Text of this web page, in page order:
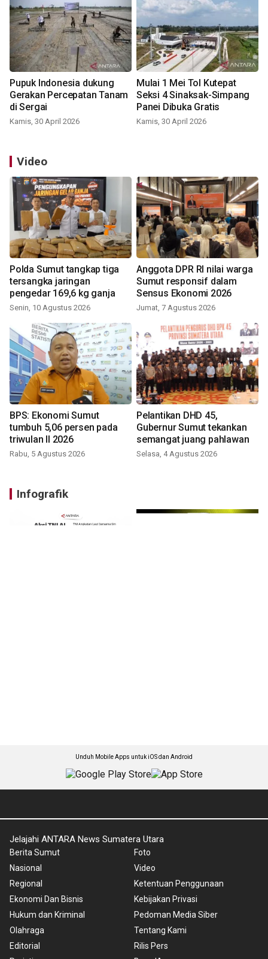
Pupuk Indonesia dukung
Gerakan Percepatan Tanam
di Sergai
Kamis, 30 April 2026
Mulai 1 Mei Tol Kutepat
Seksi 4 Sinaksak-Simpang
Panei Dibuka Gratis
Kamis, 30 April 2026
Video
Polda Sumut tangkap tiga
tersangka jaringan
pengedar 169,6 kg ganja
Senin, 10 Agustus 2026
Anggota DPR RI nilai warga
Sumut responsif dalam
Sensus Ekonomi 2026
Jumat, 7 Agustus 2026
BPS: Ekonomi Sumut
tumbuh 5,06 persen pada
triwulan II 2026
Rabu, 5 Agustus 2026
Pelantikan DHD 45,
Gubernur Sumut tekankan
semangat juang pahlawan
Selasa, 4 Agustus 2026
Infografik
Unduh Mobile Apps untuk iOS dan Android
Jelajahi ANTARA News Sumatera Utara
Berita Sumut
Nasional
Regional
Ekonomi Dan Bisnis
Hukum dan Kriminal
Olahraga
Editorial
Foto
Video
Ketentuan Penggunaan
Kebijakan Privasi
Pedoman Media Siber
Tentang Kami
Rilis Pers